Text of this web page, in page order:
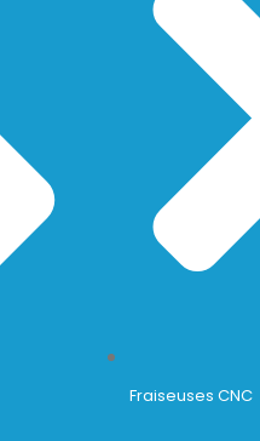
Fraiseuses CNC